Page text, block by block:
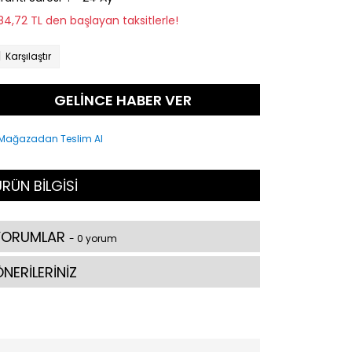
TL den başlayan taksitlerle!
Karşılaştır
GELİNCE HABER VER
BİLGİSİ
- 0 yorum